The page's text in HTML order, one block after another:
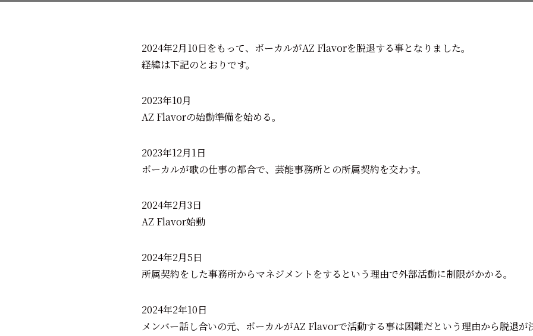
2024年2月10日をもって、ボーカルがAZ Flavorを脱退する事となりました。
経緯は下記のとおりです。
2023年10月
AZ Flavorの始動準備を始める。
2023年12月1日
ボーカルが歌の仕事の都合で、芸能事務所との所属契約を交わす。
2024年2月3日
AZ Flavor始動
2024年2月5日
所属契約をした事務所からマネジメントをするという理由で外部活動に制限がかかる。
2024年2年10日
メンバー話し合いの元、ボーカルがAZ Flavorで活動する事は困難だという理由から脱退が